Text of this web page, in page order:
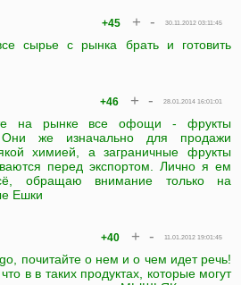
30.11.2012 03:11:45
+45 + -
сырье с рынка брать и готовить
28.01.2014 16:01:01
+46 + -
на рынке все офощи - фрукты
Они же изначально для продажи
химией, а заграничные фрукты
перед экспортом. Лично я ем
обращаю внимание только на
Ешки
11.01.2012 19:01:45
+40 + -
почитайте о нем и о чем идет речь!
в в таких продуктах, которые могут